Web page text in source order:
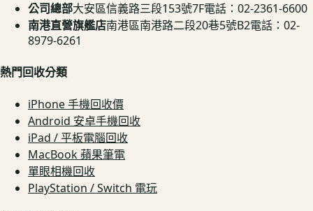
公司總部大安區信義路三段153號7F電話：02-2361-6600
南港直營旗艦店南港區南港路二段20巷5號B2電話：02-
8979-6261
熱門回收分類
iPhone 手機回收價
Android 安卓手機回收
iPad / 平板電腦回收
MacBook 蘋果筆電
單眼相機回收
PlayStation / Switch 電玩